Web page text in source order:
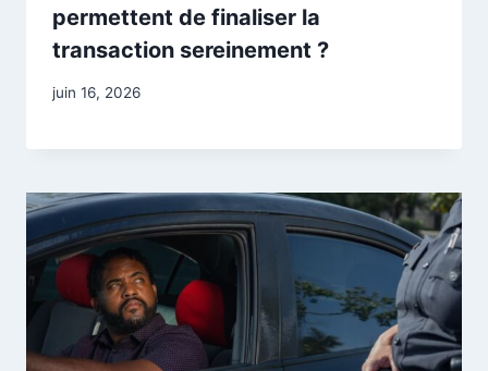
permettent de finaliser la
transaction sereinement ?
juin 16, 2026